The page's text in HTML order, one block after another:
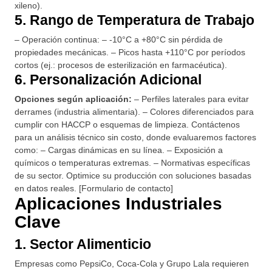
xileno).
5. Rango de Temperatura de Trabajo
– Operación continua: – -10°C a +80°C sin pérdida de
propiedades mecánicas. – Picos hasta +110°C por períodos
cortos (ej.: procesos de esterilización en farmacéutica).
6. Personalización Adicional
Opciones según aplicación: – Perfiles laterales para evitar
derrames (industria alimentaria). – Colores diferenciados para
cumplir con HACCP o esquemas de limpieza. Contáctenos
para un análisis técnico sin costo, donde evaluaremos factores
como: – Cargas dinámicas en su línea. – Exposición a
químicos o temperaturas extremas. – Normativas específicas
de su sector. Optimice su producción con soluciones basadas
en datos reales. [Formulario de contacto]
Aplicaciones Industriales
Clave
1. Sector Alimenticio
Empresas como PepsiCo, Coca-Cola y Grupo Lala requieren